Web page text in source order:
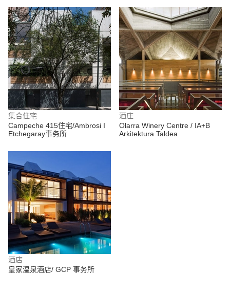
集合住宅
Campeche 415住宅/Ambrosi I
Etchegaray事务所
酒庄
Olarra Winery Centre / IA+B
Arkitektura Taldea
酒店
皇家温泉酒店/ GCP 事务所